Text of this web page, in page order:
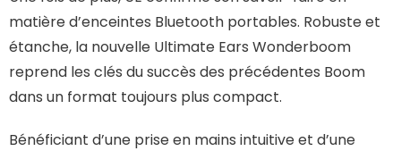
matière d’enceintes Bluetooth portables. Robuste et
étanche, la nouvelle Ultimate Ears Wonderboom
reprend les clés du succès des précédentes Boom
dans un format toujours plus compact.
Bénéficiant d’une prise en mains intuitive et d’une